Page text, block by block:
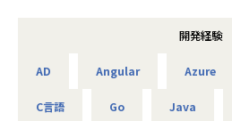
開発経験
AD Angular Azure
C言語 Go Java